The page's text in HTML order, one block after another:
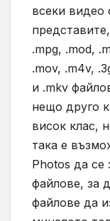
всеки
.mpg, .mod,
.mov, .m4v,
и .mkv
нещо друго
висок клас,
така е
Photos да се
файлове, за
файлове да